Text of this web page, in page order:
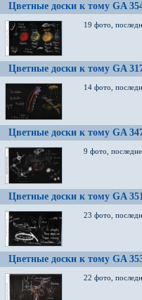
Цветные доски к тому GA
19 фото,
Цветные доски к тому GA
14 фото,
Цветные доски к тому GA
9 фото,
Цветные доски к тому GA
23 фото,
Цветные доски к тому GA
22 фото,